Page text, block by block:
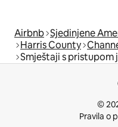
Airbnb Sjedinjene
Harris County
Smještaji s pristupom
©
Pravila o